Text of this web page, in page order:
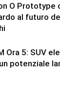
O Prototype
al futuro
Ora 5: SUV
potenziale